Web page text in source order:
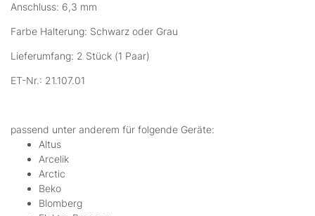
Anschluss: 6,3 mm
Farbe Halterung: Schwarz oder Grau
Lieferumfang: 2 Stück (1 Paar)
ET-Nr.: 21.107.01
passend unter anderem für folgende Geräte:
Altus
Arcelik
Arctic
Beko
Blomberg